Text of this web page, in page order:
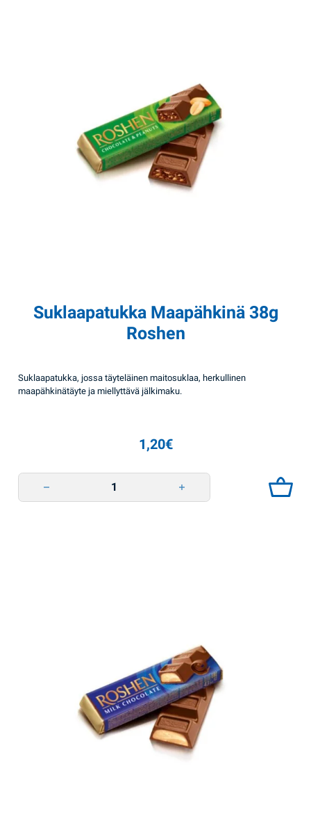
Suklaapatukka Maapähkinä 38g
Roshen
Suklaapatukka, jossa täyteläinen maitosuklaa, herkullinen
maapähkinätäyte ja miellyttävä jälkimaku.
1,20€